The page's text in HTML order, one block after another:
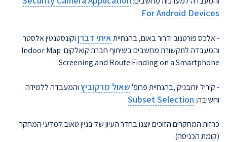
For Android Devices
- אלכס פורטנוב ודרור באום, בהנחייתאיתי דברןוקונסטנטין אלסטר
והמעבדה לתקשורת מחשבים בשיתוף חברת קואלקום: Indoor Map
Screening and Route Finding on a Smartphone
- קיריל יורובניק ,בהנחיית פרופ'שאול מרקוביץוהמעבדה ללמידה
וחשיבה: Subset Selection
כרזות המחקרים הזוכים יוצגו בחדר העיון של בניין טאוב למדעי המחקר
(קומת הכניסה).